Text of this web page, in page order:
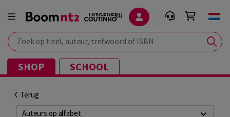
Zoek op titel, auteur, trefwoord of ISBN
SHOP SCHOOL
Terug
Auteurs op alfabet